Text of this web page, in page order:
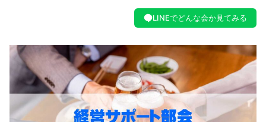
LINEでどんな会か見てみる